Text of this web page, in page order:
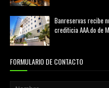
Banreservas recibe
crediticia AAA.do de
FORMULARIO DE CONTACTO